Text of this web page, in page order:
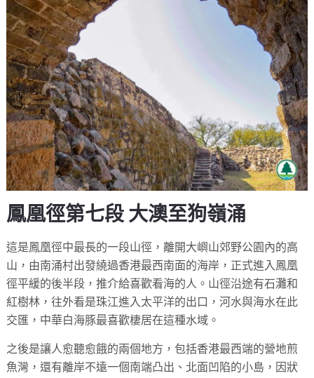
鳳凰徑第七段 大澳至狗嶺涌
這是鳳凰徑中最長的一段山徑，離開大嶼山郊野公園內的高
山，由南涌村出發繞過香港最西南面的海岸，正式進入鳳凰
徑平緩的後半段，推介給喜歡看海的人。山徑沿途有石灘和
紅樹林，往外看是珠江進入太平洋的出口，河水與海水在此
交匯，中華白海豚最喜歡棲居在這種水域。
之後是讓人愈聽愈餓的兩個地方，包括香港最西端的營地煎
魚灣，還有離岸不遠一個南端凸出、北面凹陷的小島，因狀